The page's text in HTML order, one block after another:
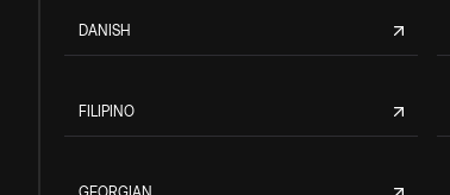
DANISH
FILIPINO